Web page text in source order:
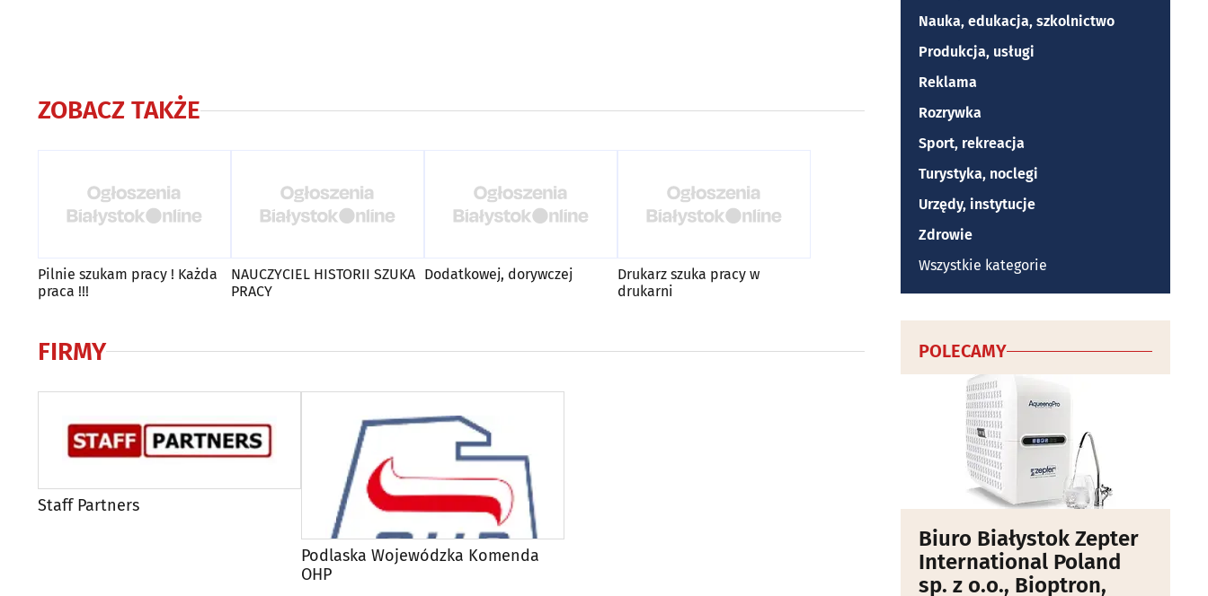
ZOBACZ TAKŻE
Pilnie szukam pracy ! Każda
praca !!!
NAUCZYCIEL HISTORII SZUKA
PRACY
Dodatkowej, dorywczej
Drukarz szuka pracy w
drukarni
FIRMY
Staff Partners
Podlaska Wojewódzka Komenda
OHP
Nauka, edukacja, szkolnictwo
Produkcja, usługi
Reklama
Rozrywka
Sport, rekreacja
Turystyka, noclegi
Urzędy, instytucje
Zdrowie
Wszystkie kategorie
POLECAMY
Biuro Białystok Zepter
International Poland
sp. z o.o., Bioptron,